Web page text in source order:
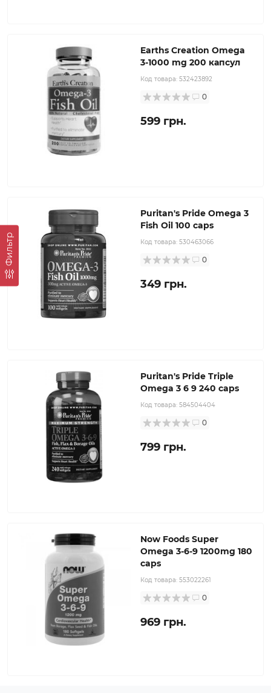
Фильтр
Earths Creation Omega
3-1000 mg 200 капсул
Код товара: 532423892
0
599 грн.
Puritan's Pride Omega 3
Fish Oil 100 caps
Код товара: 530463066
0
349 грн.
Puritan's Pride Triple
Omega 3 6 9 240 caps
Код товара: 584504404
0
799 грн.
Now Foods Super
Omega 3-6-9 1200mg 180
caps
Код товара: 553022261
0
969 грн.